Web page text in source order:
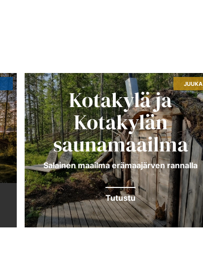
JUUKA
Kotakylä ja
Kotakylän
saunamaailma
Sa­lai­nen maail­ma erä­maa­jär­ven ran­nal­la
Tutustu